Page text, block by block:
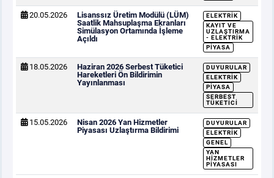
20.05.2026
Lisanssız Üretim Modülü (LÜM)
Saatlik Mahsuplaşma Ekranları
Simülasyon Ortamında İşleme
Açıldı
ELEKTRIK
KAYIT VE
UZLAŞTIRMA
- ELEKTRIK
PIYASA
18.05.2026
Haziran 2026 Serbest Tüketici
Hareketleri Ön Bildirimin
Yayınlanması
DUYURULAR
ELEKTRIK
PIYASA
SERBEST
TÜKETICI
15.05.2026
Nisan 2026 Yan Hizmetler
Piyasası Uzlaştırma Bildirimi
DUYURULAR
ELEKTRIK
GENEL
YAN
HIZMETLER
PIYASASI